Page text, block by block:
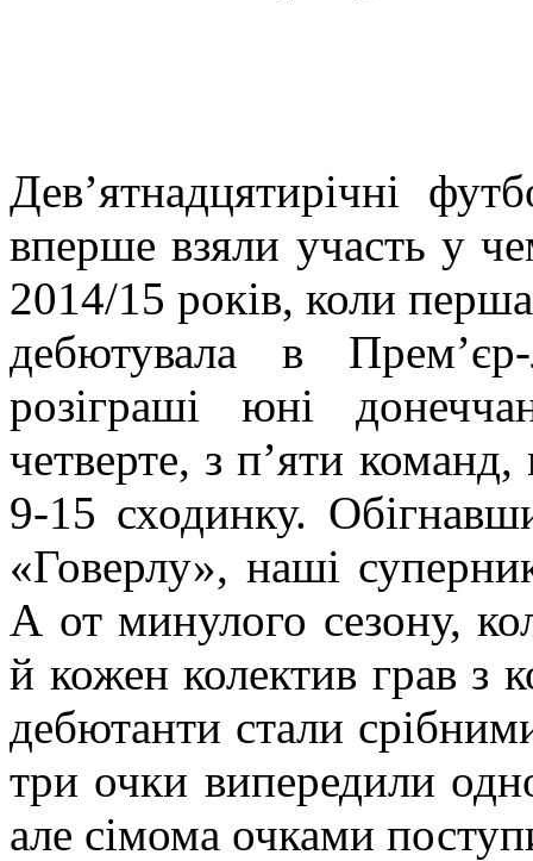
Дев’ятнадцятирічні
вперше взяли участь у
2014/15 років, коли
дебютувала в
розіграші юні
четверте, з п’яти
9-15 сходинку.
«Говерлу», наші
А от минулого сезону,
й кожен колектив грав з
дебютанти стали
три очки випередили
але сімома очками